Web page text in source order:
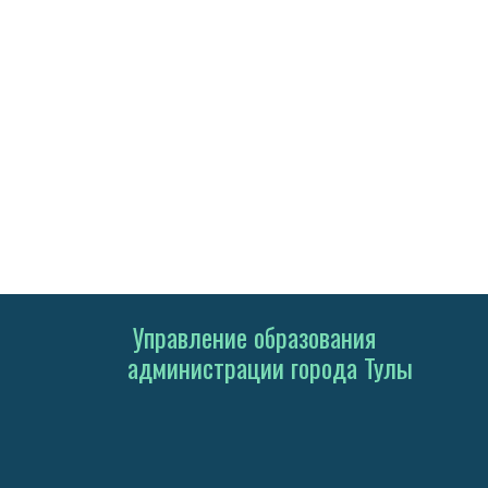
Управление образования
администрации города Тулы